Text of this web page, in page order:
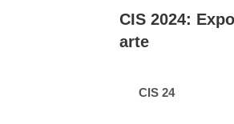
CIS 2024:
arte
CIS 24